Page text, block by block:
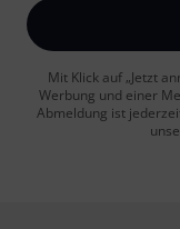
Mit Klick auf „Jetzt
Werbung und einer
Abmeldung ist